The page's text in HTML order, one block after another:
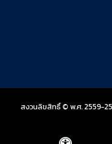
สงวนลิขสิทธิ์ © พ.ศ. 2559-